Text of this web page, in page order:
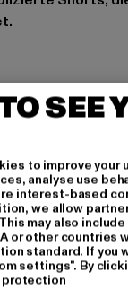
creme/black
100%
Agency
| 51063 Köln | DE
SEE
to improve your
analyse use
interest-based
we allow
may also
or other countries
standard. If you
settings". By
protection